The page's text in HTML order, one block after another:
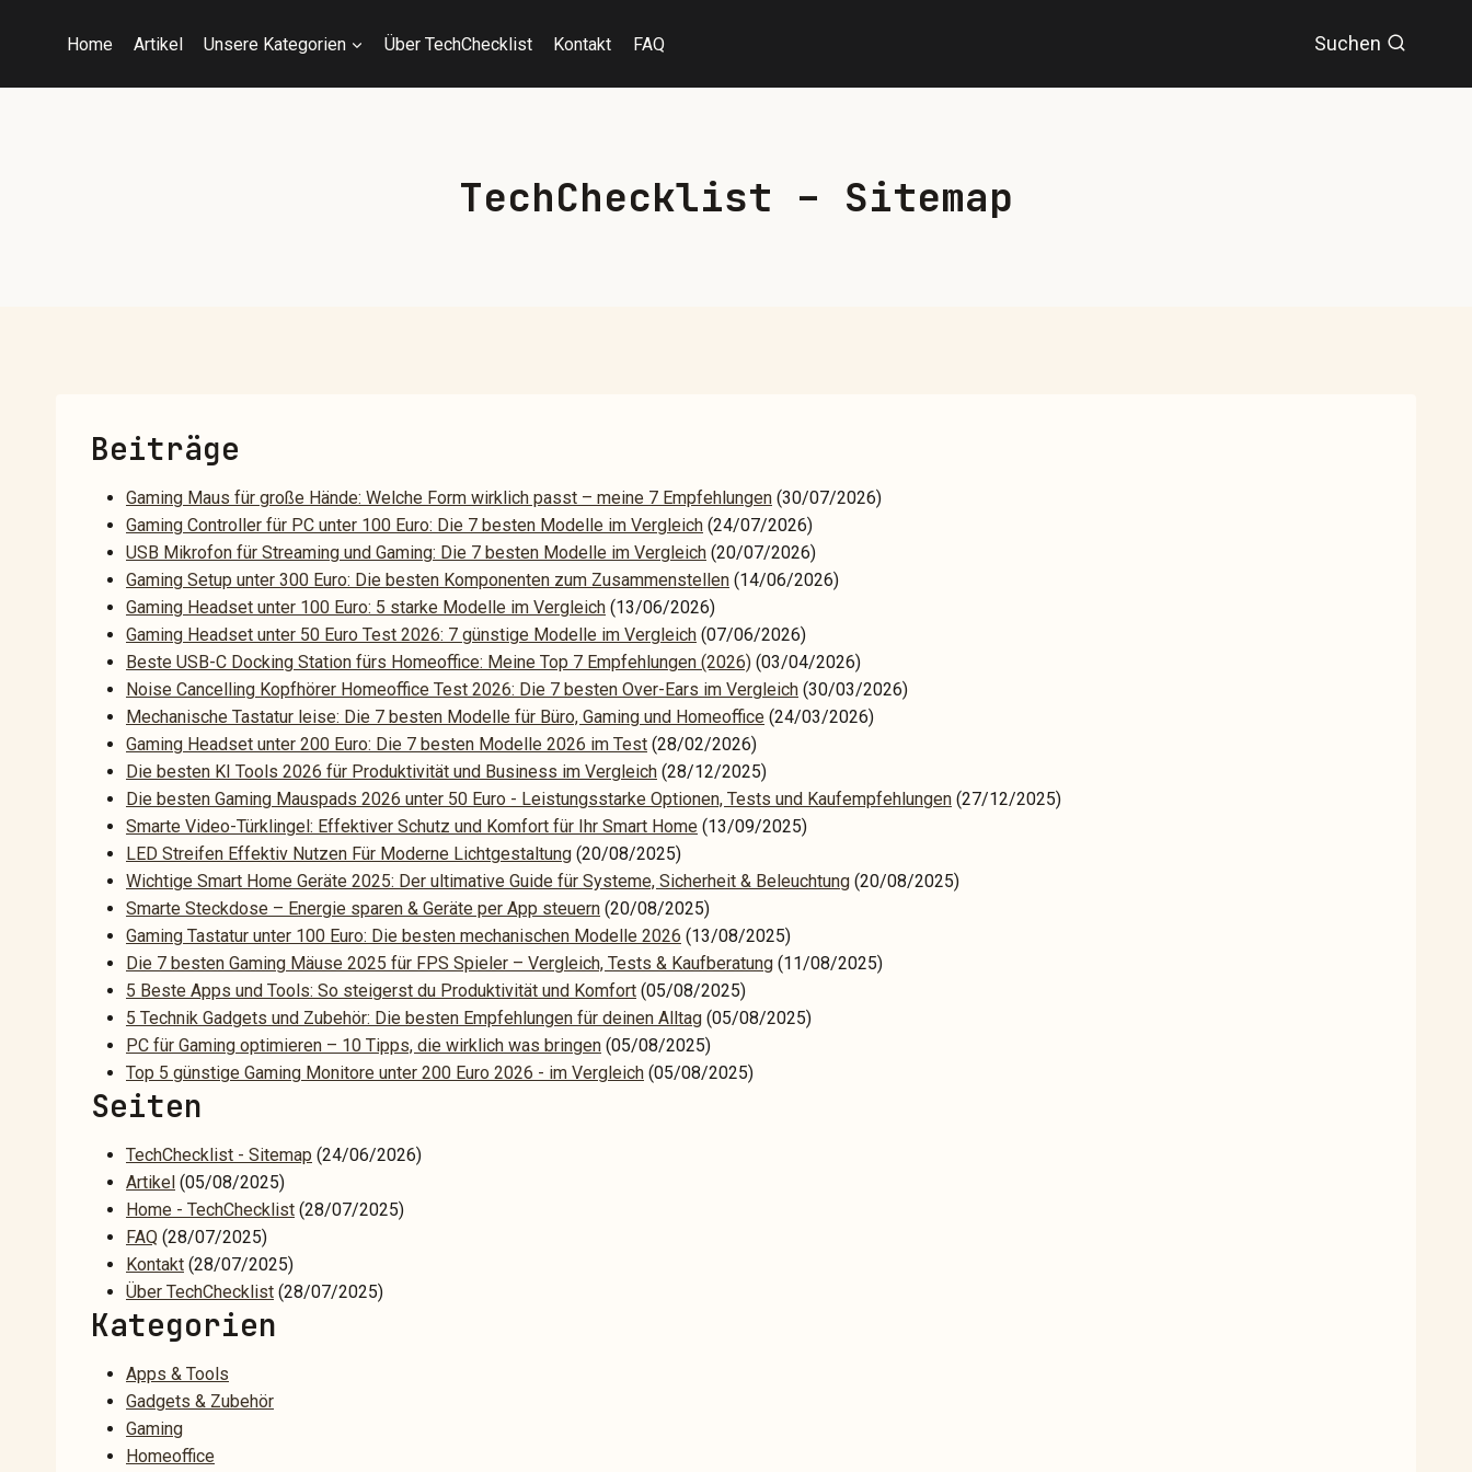
Home Artikel Unsere Kategorien Über TechChecklist Kontakt FAQ Suchen
TechChecklist – Sitemap
Beiträge
Gaming Maus für große Hände: Welche Form wirklich passt – meine 7 Empfehlungen (30/07/2026)
Gaming Controller für PC unter 100 Euro: Die 7 besten Modelle im Vergleich (24/07/2026)
USB Mikrofon für Streaming und Gaming: Die 7 besten Modelle im Vergleich (20/07/2026)
Gaming Setup unter 300 Euro: Die besten Komponenten zum Zusammenstellen (14/06/2026)
Gaming Headset unter 100 Euro: 5 starke Modelle im Vergleich (13/06/2026)
Gaming Headset unter 50 Euro Test 2026: 7 günstige Modelle im Vergleich (07/06/2026)
Beste USB-C Docking Station fürs Homeoffice: Meine Top 7 Empfehlungen (2026) (03/04/2026)
Noise Cancelling Kopfhörer Homeoffice Test 2026: Die 7 besten Over-Ears im Vergleich (30/03/2026)
Mechanische Tastatur leise: Die 7 besten Modelle für Büro, Gaming und Homeoffice (24/03/2026)
Gaming Headset unter 200 Euro: Die 7 besten Modelle 2026 im Test (28/02/2026)
Die besten KI Tools 2026 für Produktivität und Business im Vergleich (28/12/2025)
Die besten Gaming Mauspads 2026 unter 50 Euro - Leistungsstarke Optionen, Tests und Kaufempfehlungen (27/12/2025)
Smarte Video-Türklingel: Effektiver Schutz und Komfort für Ihr Smart Home (13/09/2025)
LED Streifen Effektiv Nutzen Für Moderne Lichtgestaltung (20/08/2025)
Wichtige Smart Home Geräte 2025: Der ultimative Guide für Systeme, Sicherheit & Beleuchtung (20/08/2025)
Smarte Steckdose – Energie sparen & Geräte per App steuern (20/08/2025)
Gaming Tastatur unter 100 Euro: Die besten mechanischen Modelle 2026 (13/08/2025)
Die 7 besten Gaming Mäuse 2025 für FPS Spieler – Vergleich, Tests & Kaufberatung (11/08/2025)
5 Beste Apps und Tools: So steigerst du Produktivität und Komfort (05/08/2025)
5 Technik Gadgets und Zubehör: Die besten Empfehlungen für deinen Alltag (05/08/2025)
PC für Gaming optimieren – 10 Tipps, die wirklich was bringen (05/08/2025)
Top 5 günstige Gaming Monitore unter 200 Euro 2026 - im Vergleich (05/08/2025)
Seiten
TechChecklist - Sitemap (24/06/2026)
Artikel (05/08/2025)
Home - TechChecklist (28/07/2025)
FAQ (28/07/2025)
Kontakt (28/07/2025)
Über TechChecklist (28/07/2025)
Kategorien
Apps & Tools
Gadgets & Zubehör
Gaming
Homeoffice